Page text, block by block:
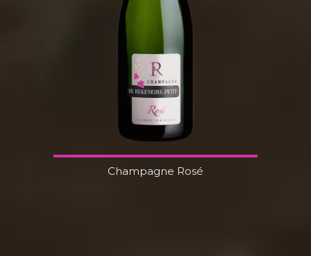
Champagne Rosé